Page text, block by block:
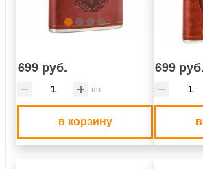
699 руб.
шт
в корзину
699 руб.